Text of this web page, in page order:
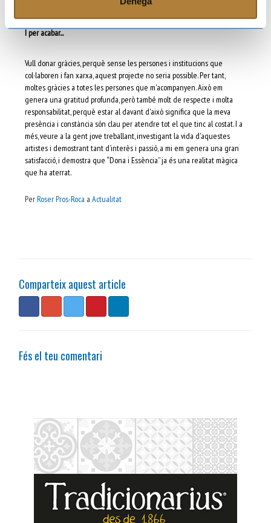
I per acabar...
Vull donar gràcies, perquè sense les persones i institucions que
col·laboren i fan xarxa, aquest projecte no seria possible. Per tant,
moltes gràcies a totes les persones que m'acompanyen. Això em
genera una gratitud profunda, però també molt de respecte i molta
responsabilitat, perquè estar al davant d'això significa que la meva
presència i constància són clau per atendre tot el que tinc al costat. I a
més, veure a la gent jove treballant, investigant la vida d'aquestes
artistes i demostrant tant d’interès i passió, a mi em genera una gran
satisfacció, i demostra que “Dona i Essència” ja és una realitat màgica
que ha aterrat.
PerRoser Pros-Roca a Actualitat
Comparteix aquest article
Fés el teu comentari